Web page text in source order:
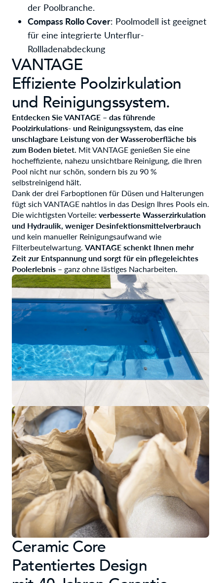
der Poolbranche.
Compass Rollo Cover: Poolmodell ist geeignet
für eine integrierte Unterflur-
Rollladenabdeckung
VANTAGE
Effiziente Poolzirkulation
und Reinigungssystem.
Entdecken Sie VANTAGE – das führende
Poolzirkulations- und Reinigungssystem, das eine
unschlagbare Leistung von der Wasseroberfläche bis
zum Boden bietet. Mit VANTAGE genießen Sie eine
hocheffiziente, nahezu unsichtbare Reinigung, die Ihren
Pool nicht nur schön, sondern bis zu 90 %
selbstreinigend hält.
Dank der drei Farboptionen für Düsen und Halterungen
fügt sich VANTAGE nahtlos in das Design Ihres Pools ein.
Die wichtigsten Vorteile: verbesserte Wasserzirkulation
und Hydraulik, weniger Desinfektionsmittelverbrauch
und kein manueller Reinigungsaufwand wie
Filterbeutelwartung. VANTAGE schenkt Ihnen mehr
Zeit zur Entspannung und sorgt für ein pflegeleichtes
Poolerlebnis – ganz ohne lästiges Nacharbeiten.
Ceramic Core
Patentiertes Design